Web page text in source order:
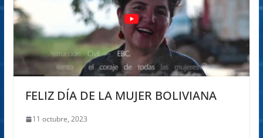
FELIZ DÍA DE LA MUJER BOLIVIANA
11 octubre, 2023